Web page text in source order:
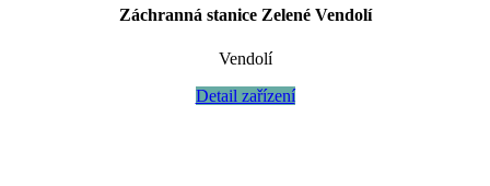
Záchranná stanice Zelené Vendolí
Vendolí
Detail zařízení